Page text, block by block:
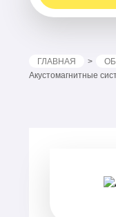
ГЛАВНАЯ
Акустомагнитные